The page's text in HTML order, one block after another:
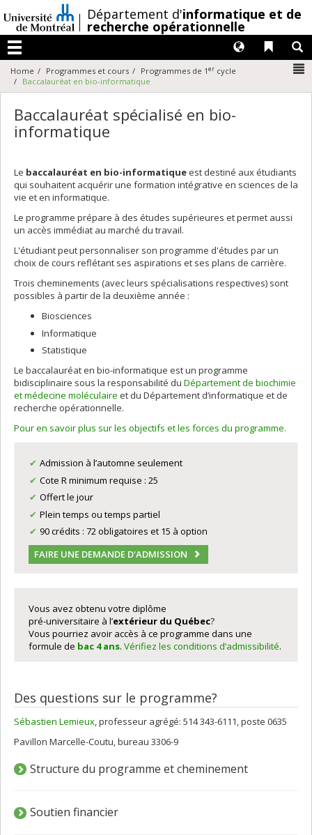
au
contenu
/Département d'informatique et de
recherche opérationnelle
Menu
Liens
Langues
Home Programmes et cours Programmes de 1er cycle
Baccalauréat en bio-informatique
Baccalauréat spécialisé en bio-
informatique
Le baccalauréat en bio-informatiqueest destiné aux étudiants
qui souhaitent acquérir une formation intégrative en sciences de la
vie et en informatique.
Le programme prépare à des études supérieures et permet aussi
un accès immédiat au marché du travail.
L'étudiant peut personnaliser son programme d'études par un
choix de cours reflétant ses aspirations et ses plans de carrière.
Trois cheminements (avec leurs spécialisations respectives) sont
possibles à partir de la deuxième année :
Biosciences
Informatique
Statistique
Le baccalauréat en bio-informatique est un programme
bidisciplinaire sous la responsabilité du Département de biochimie
et médecine moléculaire et du Département d’informatique et de
recherche opérationnelle.
Pour en savoir plus sur les objectifs et les forces du programme.
Admission à l’automne seulement
Cote R minimum requise : 25
Offert le jour
Plein temps ou temps partiel
90 crédits : 72 obligatoires et 15 à option
FAIRE UNE DEMANDE D'ADMISSION
Vous avez obtenu votre diplôme
pré-universitaire à l’extérieur du Québec?
Vous pourriez avoir accès à ce programme dans une
formule de bac 4 ans. Vérifiez les conditions d’admissibilité.
Des questions sur le programme?
Sébastien Lemieux , professeur agrégé: 514 343-6111, poste 0635
Pavillon Marcelle-Coutu, bureau 3306-9
Structure du programme et cheminement
Soutien financier